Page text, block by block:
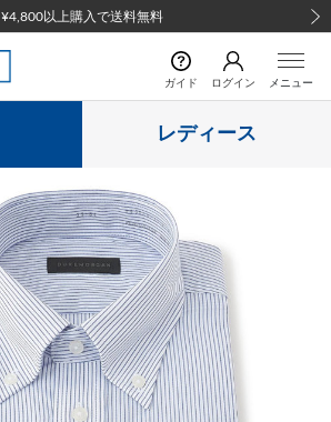
¥4,800以上購入で送料無料
ガイド ログイン メニュー
レディース